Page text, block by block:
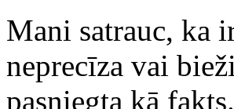
Mani satrauc, ka
neprecīza vai
pasniegta kā